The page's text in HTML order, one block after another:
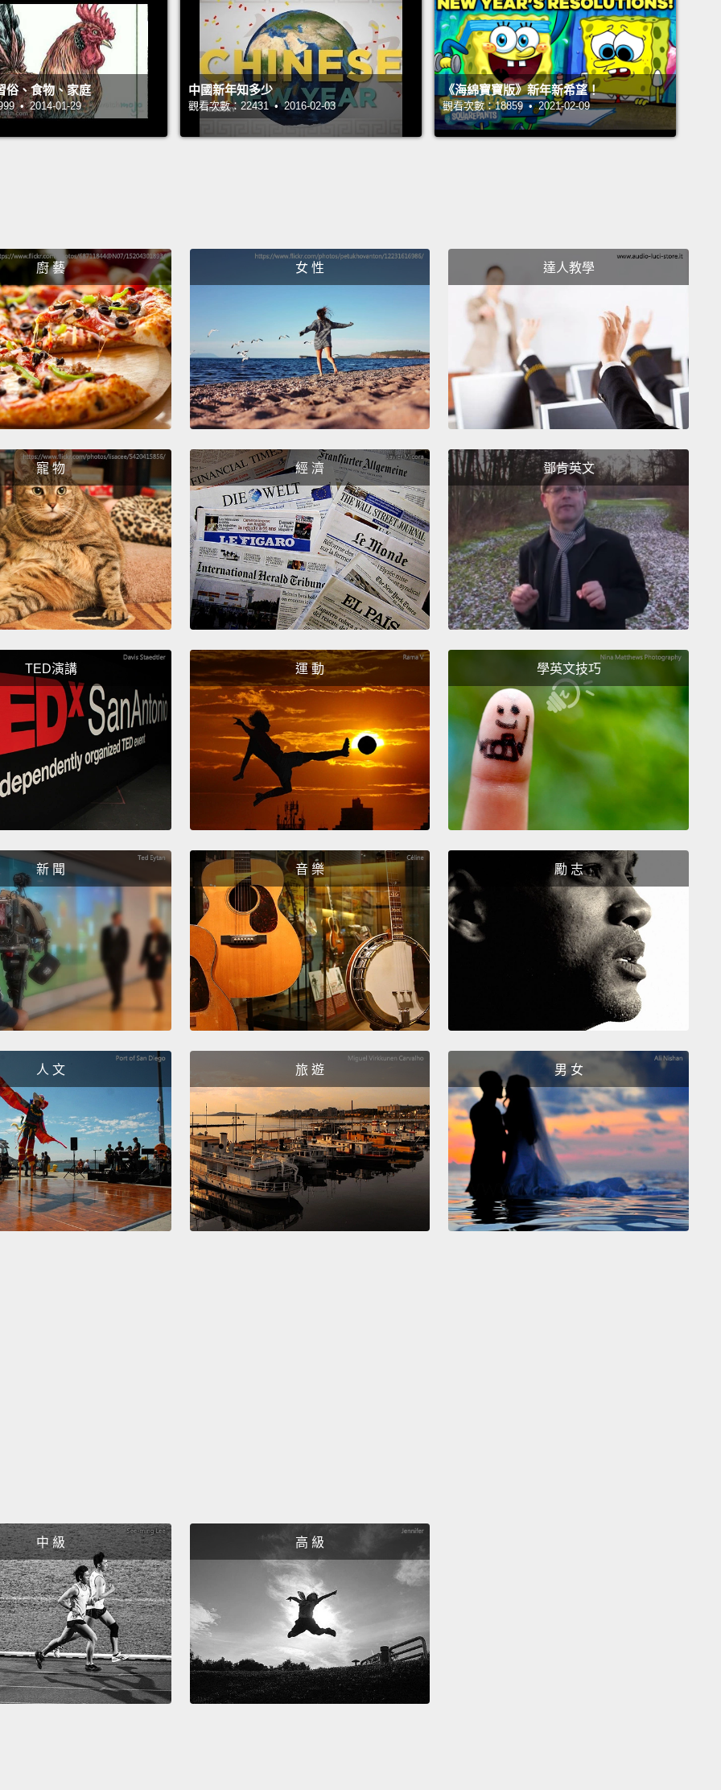
alright. I can do it in like what, two or three seconds per t-
shirt.
Check this out man! It's my own special way.
所以，最近，當你到你朋友家，你知道，只是去打發時間、玩
Xbox、看電影、聊影片或是任何東西，對吧？然後當你進到他
們房間，看到骯髒T恤到處都是，對吧？全都又亂又很噁心。
拜託，摺好你的T恤好嗎!我是說，這不難好嗎？我可以在好像
this method, you could be folding t-shirts like a boss.
Okay, like a dragon. Rawr! Like there's no tomorrow.
wanna learn this method? Okay, yeah, let me teach you
right now.
I've broken down this method into several
steps. So, let's take a closer look.
你看到了嗎？而那是慢動作。我為你放慢速度。這是我的平常
速度。哇靠，所以用這招，你可以超屌的摺衣服。好嗎，像隻
的，是的，讓我現在馬上教你。我已經把這招分解成好幾個步
驟。所以，讓我們看仔細。
Step one. Make a mark about one inch away from the left
side of your collar.
第一步：從領口左邊一英吋(約2.5公分)的地方做一個記號。
Step two. Draw a line downwards from the middle section
第二步：從你的T恤中間往下畫一條線，然後捏起來!
Step three. Connect the line with the mark that you made
earlier, and then pinch!
第三步：把那條線和你之前做的記號連上，然後捏起來!
Step four. Mentally mark a line as shown in the picture
and remember the end of the line.
第四步：如圖所示在心裡畫一條線，並記住線的尾端。
Continue from the position in step three, and watch the
right hand.
The right hand connects with the arrow, and
you end up in this position.
Now, both of your hands are
in a very uncomfortable position. All you have to do is get
out that position by doing this.
Boom! And now your
hands are back to normal.
Watch the thumb. Thumb
pinches down, and let go off your forefinger. Now, you are
pretty much done.
Now, all you have to do is flip the tee
over, and then fold, like so.
Mission accomplished. Easy
enough, huh!
從第三步的姿勢繼續，看看右手。右手跟箭頭部分連結，然後
你最後形成這樣的姿勢。現在，你的兩隻手處在一種很不舒服
的姿勢。所有你要做的就是這樣做，來擺脫那個姿勢。碰!而現
在你的手恢復正常了。看那隻大拇指。大拇指往下捏，然後放
俗、食物、家庭
• 2014-01-29
中國新年知多少
觀看次數：22431 • 2016-02-03
《海綿寶寶版》新年新希望！
觀看次數：18859 • 2021-02-09
廚 藝 女 性 達人教學
寵 物 經 濟 鄧肯英文
TED演講 運 動 學英文技巧
新 聞 音 樂 勵 志
人 文 旅 遊 男 女
中 級 高 級